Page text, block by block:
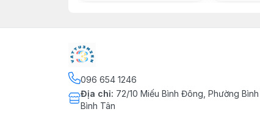
096 654 1246
Địa chỉ: 72/10 Miếu Bình Đông, Phường
Bình Tân